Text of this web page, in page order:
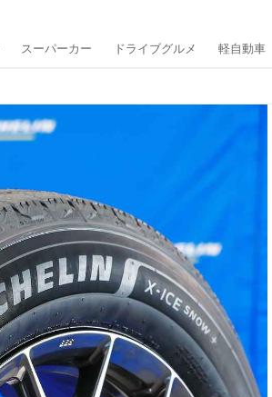
スーパーカー ドライブグルメ 軽自動車